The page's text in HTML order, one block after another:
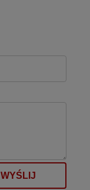
WYŚLIJ